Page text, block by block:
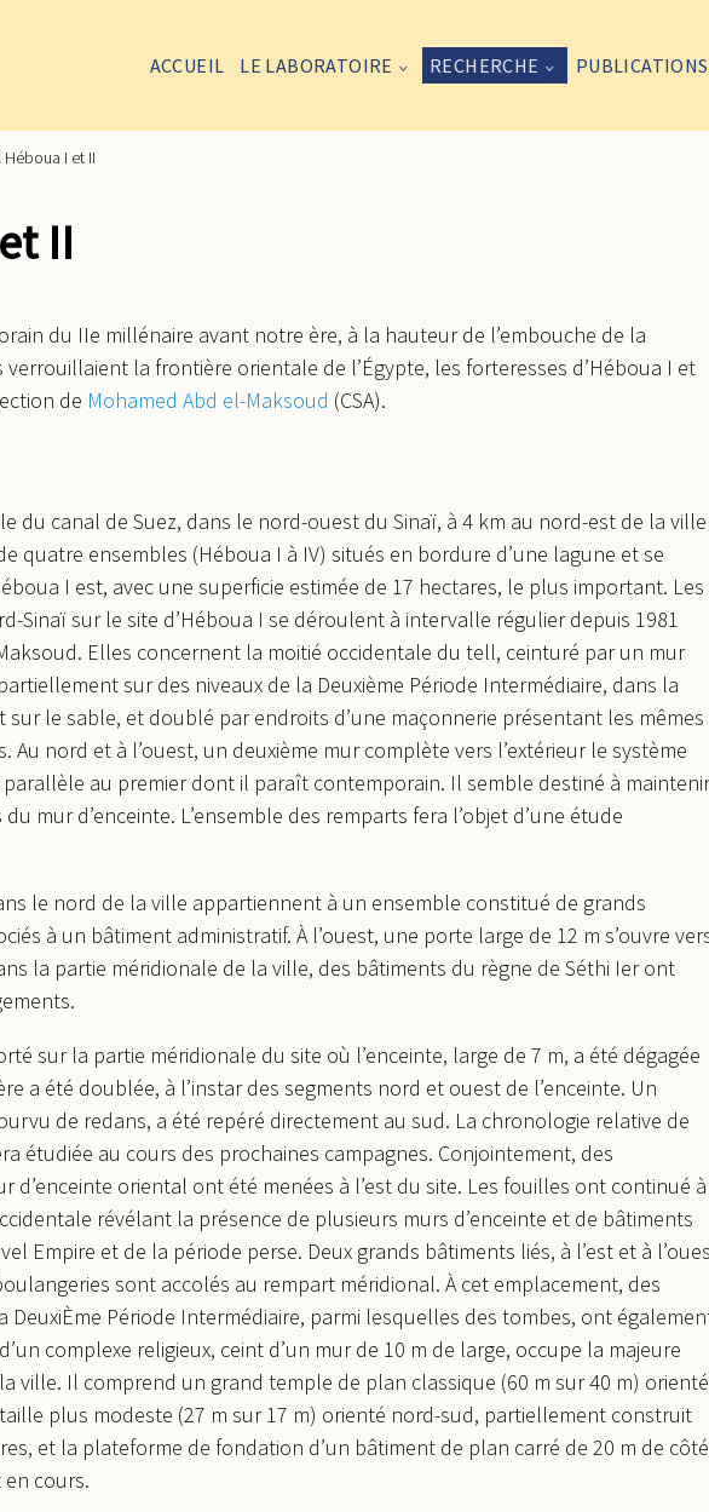
ACCUEIL LE LABORATOIRE RECHERCHE PUBLICATIONS
Héboua I et II
II
du IIe millénaire avant notre ère, à la hauteur de l’embouche de la
verrouillaient la frontière orientale de l’Égypte, les forteresses d’Héboua I et
de Mohamed Abd el-Maksoud (CSA).
du canal de Suez, dans le nord-ouest du Sinaï, à 4 km au nord-est de la ville
quatre ensembles (Héboua I à IV) situés en bordure d’une lagune et se
I est, avec une superficie estimée de 17 hectares, le plus important. Les
Sinaï sur le site d’Héboua I se déroulent à intervalle régulier depuis 1981
Elles concernent la moitié occidentale du tell, ceinturé par un mur
sur des niveaux de la Deuxième Période Intermédiaire, dans la
le sable, et doublé par endroits d’une maçonnerie présentant les mêmes
Au nord et à l’ouest, un deuxième mur complète vers l’extérieur le système
parallèle au premier dont il paraît contemporain. Il semble destiné à maintenir
mur d’enceinte. L’ensemble des remparts fera l’objet d’une étude
le nord de la ville appartiennent à un ensemble constitué de grands
à un bâtiment administratif. À l’ouest, une porte large de 12 m s’ouvre
la partie méridionale de la ville, des bâtiments du règne de Séthi Ier ont
sur la partie méridionale du site où l’enceinte, large de 7 m, a été dégagée
a été doublée, à l’instar des segments nord et ouest de l’enceinte. Un
de redans, a été repéré directement au sud. La chronologie relative de
étudiée au cours des prochaines campagnes. Conjointement, des
d’enceinte oriental ont été menées à l’est du site. Les fouilles ont continué à
révélant la présence de plusieurs murs d’enceinte et de bâtiments
Empire et de la période perse. Deux grands bâtiments liés, à l’est et à
sont accolés au rempart méridional. À cet emplacement, des
Période Intermédiaire, parmi lesquelles des tombes, ont
complexe religieux, ceint d’un mur de 10 m de large, occupe la majeure
ville. Il comprend un grand temple de plan classique (60 m sur 40 m) orienté
plus modeste (27 m sur 17 m) orienté nord-sud, partiellement construit
et la plateforme de fondation d’un bâtiment de plan carré de 20 m de
cours.